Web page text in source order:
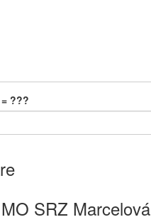
???
SRZ Marcelová